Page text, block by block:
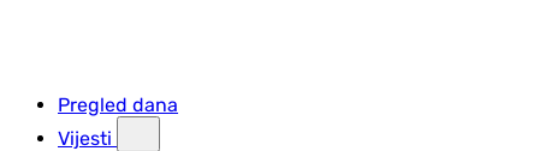
Pregled dana
Vijesti